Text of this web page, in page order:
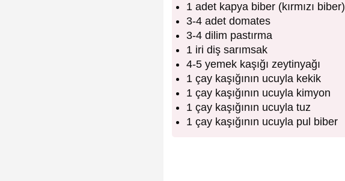
1 adet kapya biber (kırmızı biber)
3-4 adet domates
3-4 dilim pastırma
1 iri diş sarımsak
4-5 yemek kaşığı zeytinyağı
1 çay kaşığının ucuyla kekik
1 çay kaşığının ucuyla kimyon
1 çay kaşığının ucuyla tuz
1 çay kaşığının ucuyla pul biber